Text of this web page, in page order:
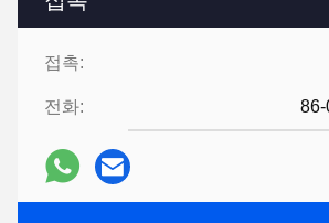
접촉:
전화: